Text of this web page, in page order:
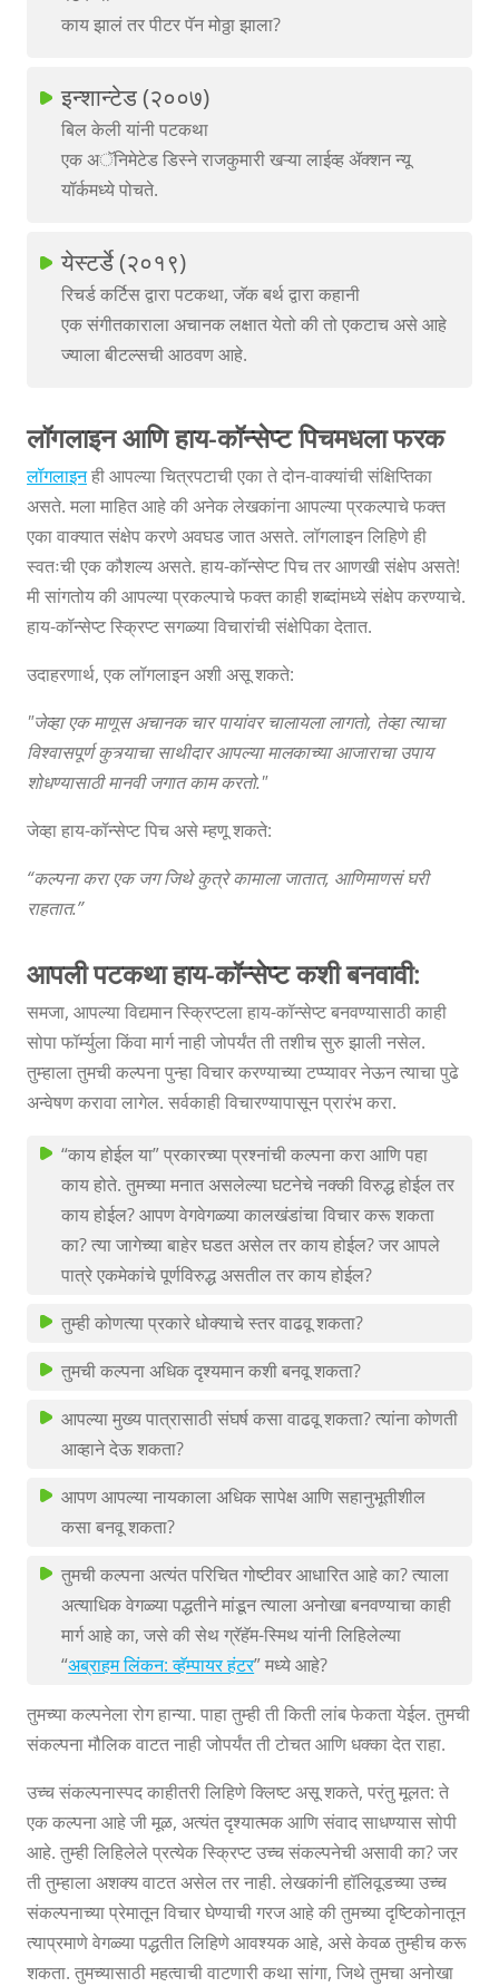
काय झालं तर पीटर पॅन मोठ्ठा झाला?
इन्शान्टेड (२००७)
बिल केली यांनी पटकथा
एक अॅनिमेटेड डिस्ने राजकुमारी खऱ्या लाईव्ह ॲक्शन न्यू
यॉर्कमध्ये पोचते.
येस्टर्डे (२०१९)
रिचर्ड कर्टिस द्वारा पटकथा, जॅक बर्थ द्वारा कहानी
एक संगीतकाराला अचानक लक्षात येतो की तो एकटाच असे आहे
ज्याला बीटल्सची आठवण आहे.
लॉगलाइन आणि हाय-कॉन्सेप्ट पिचमधला फरक
लॉगलाइनही आपल्या चित्रपटाची एका ते दोन-वाक्यांची संक्षिप्तिका
असते. मला माहित आहे की अनेक लेखकांना आपल्या प्रकल्पाचे फक्त
एका वाक्यात संक्षेप करणे अवघड जात असते. लॉगलाइन लिहिणे ही
स्वतःची एक कौशल्य असते. हाय-कॉन्सेप्ट पिच तर आणखी संक्षेप असते!
मी सांगतोय की आपल्या प्रकल्पाचे फक्त काही शब्दांमध्ये संक्षेप करण्याचे.
हाय-कॉन्सेप्ट स्क्रिप्ट सगळ्या विचारांची संक्षेपिका देतात.
उदाहरणार्थ, एक लॉगलाइन अशी असू शकते:
"जेव्हा एक माणूस अचानक चार पायांवर चालायला लागतो, तेव्हा त्याचा
विश्वासपूर्ण कुत्र्याचा साथीदार आपल्या मालकाच्या आजाराचा उपाय
शोधण्यासाठी मानवी जगात काम करतो."
जेव्हा हाय-कॉन्सेप्ट पिच असे म्हणू शकते:
“कल्पना करा एक जग जिथे कुत्रे कामाला जातात, आणिमाणसं घरी
राहतात.”
आपली पटकथा हाय-कॉन्सेप्ट कशी बनवावी:
समजा, आपल्या विद्यमान स्क्रिप्टला हाय-कॉन्सेप्ट बनवण्यासाठी काही
सोपा फॉर्म्युला किंवा मार्ग नाही जोपर्यंत ती तशीच सुरु झाली नसेल.
तुम्हाला तुमची कल्पना पुन्हा विचार करण्याच्या टप्प्यावर नेऊन त्याचा पुढे
अन्वेषण करावा लागेल. सर्वकाही विचारण्यापासून प्रारंभ करा.
“काय होईल या” प्रकारच्या प्रश्नांची कल्पना करा आणि पहा
काय होते. तुमच्या मनात असलेल्या घटनेचे नक्की विरुद्ध होईल तर
काय होईल? आपण वेगवेगळ्या कालखंडांचा विचार करू शकता
का? त्या जागेच्या बाहेर घडत असेल तर काय होईल? जर आपले
पात्रे एकमेकांचे पूर्णविरुद्ध असतील तर काय होईल?
तुम्ही कोणत्या प्रकारे धोक्याचे स्तर वाढवू शकता?
तुमची कल्पना अधिक दृश्यमान कशी बनवू शकता?
आपल्या मुख्य पात्रासाठी संघर्ष कसा वाढवू शकता? त्यांना कोणती
आव्हाने देऊ शकता?
आपण आपल्या नायकाला अधिक सापेक्ष आणि सहानुभूतीशील
कसा बनवू शकता?
तुमची कल्पना अत्यंत परिचित गोष्टीवर आधारित आहे का? त्याला
अत्याधिक वेगळ्या पद्धतीने मांडून त्याला अनोखा बनवण्याचा काही
मार्ग आहे का, जसे की सेथ ग्रॅहॅम-स्मिथ यांनी लिहिलेल्या
“अब्राहम लिंकन: व्हॅम्पायर हंटर” मध्ये आहे?
तुमच्या कल्पनेला रोग हान्या. पाहा तुम्ही ती किती लांब फेकता येईल. तुमची
संकल्पना मौलिक वाटत नाही जोपर्यंत ती टोचत आणि धक्का देत राहा.
उच्च संकल्पनास्पद काहीतरी लिहिणे क्लिष्ट असू शकते, परंतु मूलत: ते
एक कल्पना आहे जी मूळ, अत्यंत दृश्यात्मक आणि संवाद साधण्यास सोपी
आहे. तुम्ही लिहिलेले प्रत्येक स्क्रिप्ट उच्च संकल्पनेची असावी का? जर
ती तुम्हाला अशक्य वाटत असेल तर नाही. लेखकांनी हॉलिवूडच्या उच्च
संकल्पनाच्या प्रेमातून विचार घेण्याची गरज आहे की तुमच्या दृष्टिकोनातून
त्याप्रमाणे वेगळ्या पद्धतीत लिहिणे आवश्यक आहे, असे केवळ तुम्हीच करू
शकता. तुमच्यासाठी महत्वाची वाटणारी कथा सांगा, जिथे तुमचा अनोखा